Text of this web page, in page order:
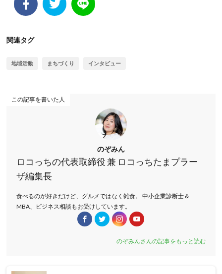
関連タグ
地域活動 まちづくり インタビュー
この記事を書いた人
のぞみん
ロコっちの代表取締役 兼 ロコっちたまプラー
ザ編集長
食べるのが好きだけど、グルメではなく雑食。 中小企業診断士＆
MBA、ビジネス相談もお受けしています。
のぞみんさんの記事をもっと読む